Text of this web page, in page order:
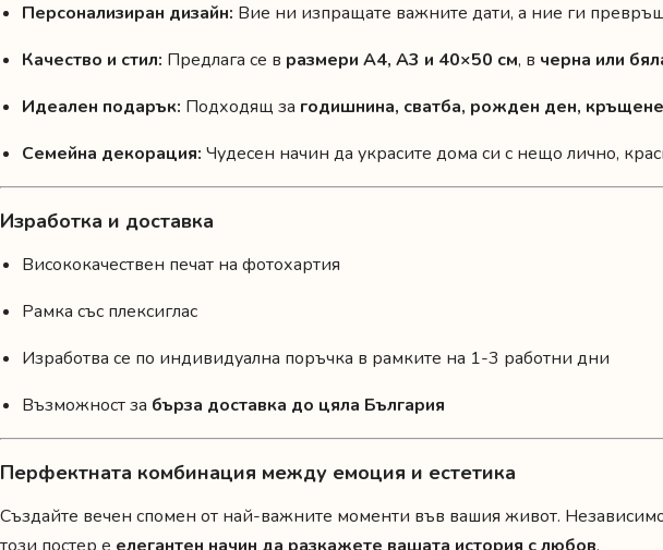
Персонализиран дизайн: Вие ни изпращате важните дати, а ние ги
Качество и стил: Предлага се в размери A4, A3 и 40×50 см, в черна или
Идеален подарък: Подходящ за годишнина, сватба, рожден ден, кръщене
Семейна декорация: Чудесен начин да украсите дома си с нещо лично,
Изработка и доставка
Висококачествен печат на фотохартия
Рамка със плексиглас
Изработва се по индивидуална поръчка в рамките на 1-3 работни дни
Възможност за бърза доставка до цяла България
Перфектната комбинация между емоция и естетика
Създайте вечен спомен от най-важните моменти във вашия живот.